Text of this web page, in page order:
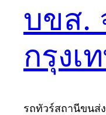
บขส.
กรุงเ
รถทัวร์สถานีขนส่